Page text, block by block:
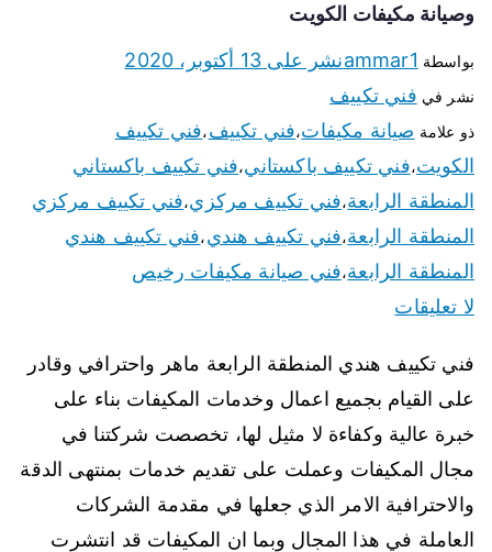
وصيانة مكيفات الكويت
بواسطة ammar1نشر على 13 أكتوبر، 2020
نشر في فني تكييف
ذو علامة صيانة مكيفات،فني تكييف،فني تكييف
الكويت،فني تكييف باكستاني،فني تكييف باكستاني
المنطقة الرابعة،فني تكييف مركزي،فني تكييف مركزي
المنطقة الرابعة،فني تكييف هندي،فني تكييف هندي
المنطقة الرابعة،فني صيانة مكيفات رخيص
لا تعليقات
فني تكييف هندي المنطقة الرابعة ماهر واحترافي وقادر
على القيام بجميع اعمال وخدمات المكيفات بناء على
خبرة عالية وكفاءة لا مثيل لها، تخصصت شركتنا في
مجال المكيفات وعملت على تقديم خدمات بمنتهى الدقة
والاحترافية الامر الذي جعلها في مقدمة الشركات
العاملة في هذا المجال وبما ان المكيفات قد انتشرت